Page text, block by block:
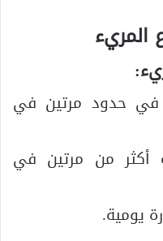
المريء
في حدود مرتين في
أكثر من مرتين في
يومية.